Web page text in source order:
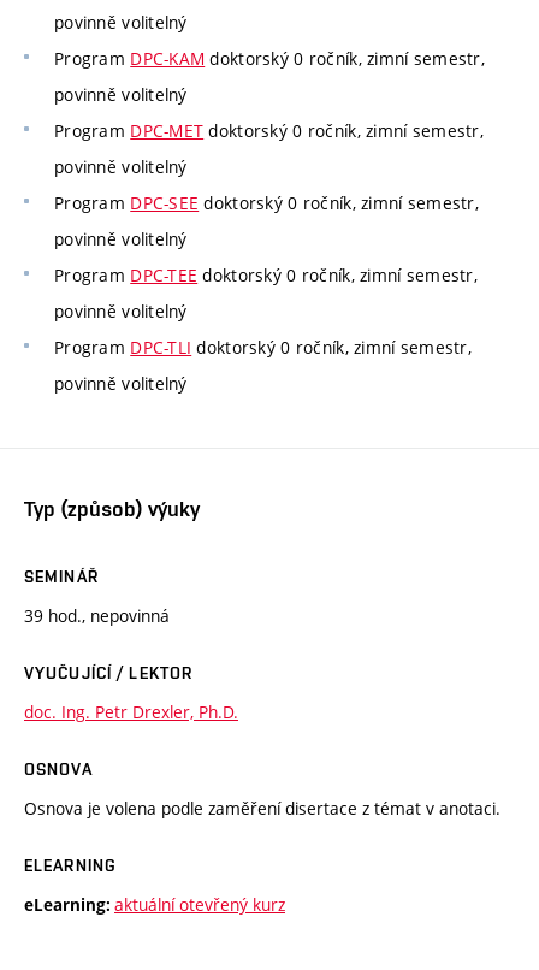
povinně volitelný
Program DPC-KAM doktorský 0 ročník, zimní semestr,
povinně volitelný
Program DPC-MET doktorský 0 ročník, zimní semestr,
povinně volitelný
Program DPC-SEE doktorský 0 ročník, zimní semestr,
povinně volitelný
Program DPC-TEE doktorský 0 ročník, zimní semestr,
povinně volitelný
Program DPC-TLI doktorský 0 ročník, zimní semestr,
povinně volitelný
Typ (způsob) výuky
SEMINÁŘ
39 hod., nepovinná
VYUČUJÍCÍ / LEKTOR
doc. Ing. Petr Drexler, Ph.D.
OSNOVA
Osnova je volena podle zaměření disertace z témat v anotaci.
ELEARNING
eLearning: aktuální otevřený kurz